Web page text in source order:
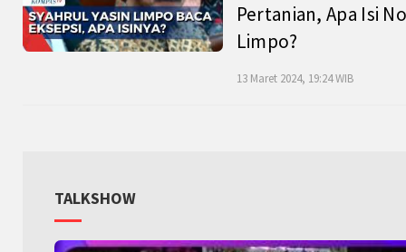
Pertanian, Apa Isi
Limpo?
13 Maret 2024, 19:24 WIB
TALKSHOW